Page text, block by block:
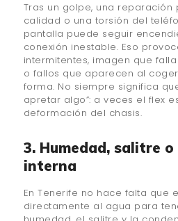
Tras un golpe, una reparación
calidad o una torsión del
pantalla puede seguir
conexión inestable. Eso
intermitentes, imagen que
o fallos que aparecen al
forma. No siempre significa
apretar algo”: a veces el flex
deformación del chasis.
3. Humedad, salitre
interna
En Tenerife no hace falta que
directamente al agua para